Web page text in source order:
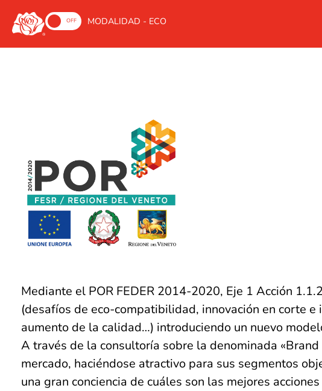
ON OFF MODALIDAD - ECO
Mediante el POR FEDER 2014-2020, Eje 1 Acción
(desafíos de eco-compatibilidad, innovación en corte
aumento de la calidad…) introduciendo un nuevo
A través de la consultoría sobre la denominada
mercado, haciéndose atractivo para sus segmentos
una gran conciencia de cuáles son las mejores